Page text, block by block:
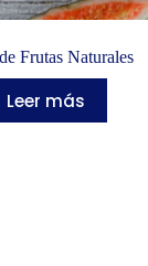
Frutas Naturales
Leer más